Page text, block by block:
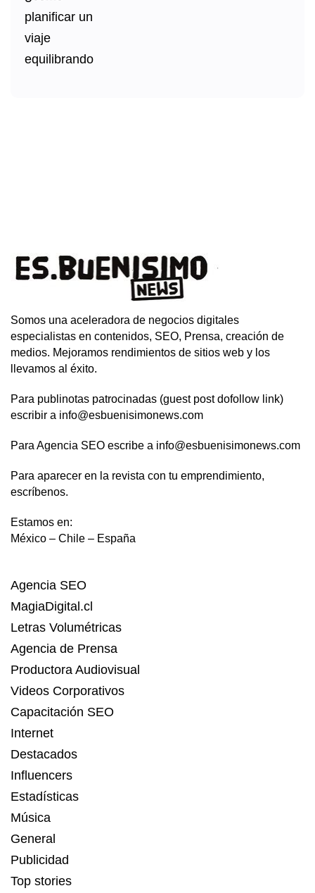
Somos una aceleradora de negocios digitales
especialistas en contenidos, SEO, Prensa, creación de
medios. Mejoramos rendimientos de sitios web y los
llevamos al éxito.
Para publinotas patrocinadas (guest post dofollow link)
escribir a info@esbuenisimonews.com
Para Agencia SEO escribe a info@esbuenisimonews.com
Para aparecer en la revista con tu emprendimiento,
escríbenos.
Estamos en:
México – Chile – España
Agencia SEO
MagiaDigital.cl
Letras Volumétricas
Agencia de Prensa
Productora Audiovisual
Videos Corporativos
Capacitación SEO
Internet
Destacados
Influencers
Estadísticas
Música
General
Publicidad
Top stories